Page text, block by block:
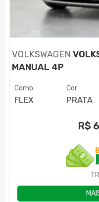
VOLKSWAGEN
MANUAL 4P
Comb.
FLEX
Cor
PRATA
R$